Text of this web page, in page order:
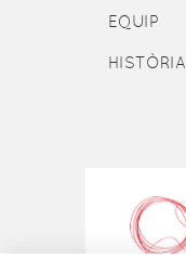
EQUIP
HISTÒRIA